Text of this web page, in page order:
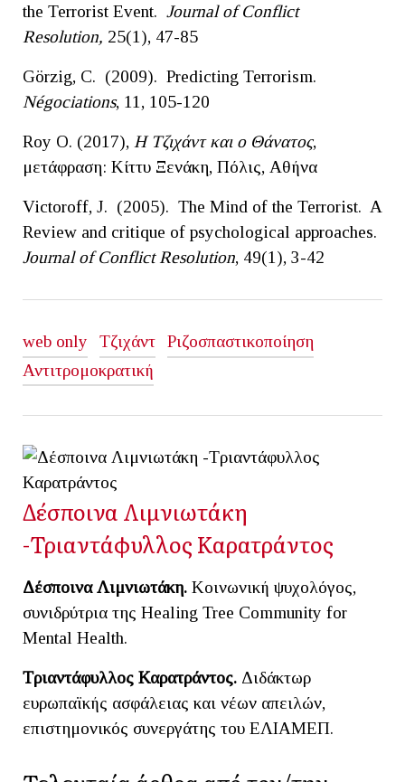
the Terrorist Event. Journal of Conflict
Resolution, 25(1), 47-85
Görzig, C. (2009). Predicting Terrorism.
Négociations, 11, 105-120
Roy O. (2017), Η Τζιχάντ και ο Θάνατος,
μετάφραση: Κίττυ Ξενάκη, Πόλις, Αθήνα
Victoroff, J. (2005). The Mind of the Terrorist. A
Review and critique of psychological approaches.
Journal of Conflict Resolution, 49(1), 3-42
web only Τζιχάντ
Ριζοσπαστικοποίηση
Αντιτρομοκρατική
Δέσποινα Λιμνιωτάκη
-Τριαντάφυλλος Καρατράντος
Δέσποινα Λιμνιωτάκη. Κοινωνική ψυχολόγος,
συνιδρύτρια της Healing Tree Community for
Mental Health.
Τριαντάφυλλος Καρατράντος. Διδάκτωρ
ευρωπαϊκής ασφάλειας και νέων απειλών,
επιστημονικός συνεργάτης του ΕΛΙΑΜΕΠ.